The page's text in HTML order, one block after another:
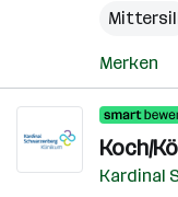
Merken
Koch/
Kardinal